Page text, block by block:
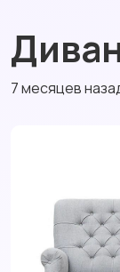
7 месяцев